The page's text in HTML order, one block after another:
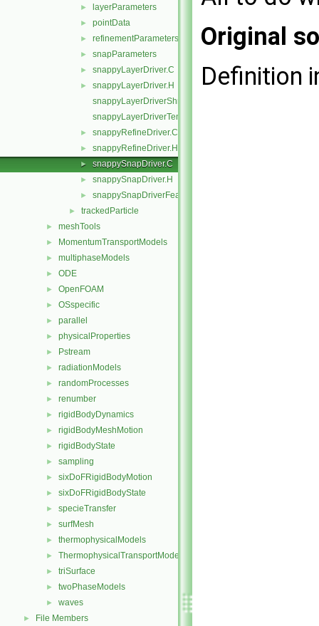
► layerParameters
► pointData
► refinementParameters
► snapParameters
► snappyLayerDriver.C
►
snappyLayerDriver.H
snappyLayerDriverShrink.C
snappyLayerDriverTemplates.C
► snappyRefineDriver.C
► snappyRefineDriver.H
► snappySnapDriver.C
► snappySnapDriver.H
► snappySnapDriverFeature.C
► trackedParticle
► meshTools
► MomentumTransportModels
► multiphaseModels
► ODE
► OpenFOAM
► OSspecific
► parallel
► physicalProperties
► Pstream
► radiationModels
► randomProcesses
► renumber
► rigidBodyDynamics
► rigidBodyMeshMotion
► rigidBodyState
► sampling
► sixDoFRigidBodyMotion
► sixDoFRigidBodyState
► specieTransfer
► surfMesh
► thermophysicalModels
► ThermophysicalTransportModels
► triSurface
► twoPhaseModels
► waves
► File Members
Original
Definition